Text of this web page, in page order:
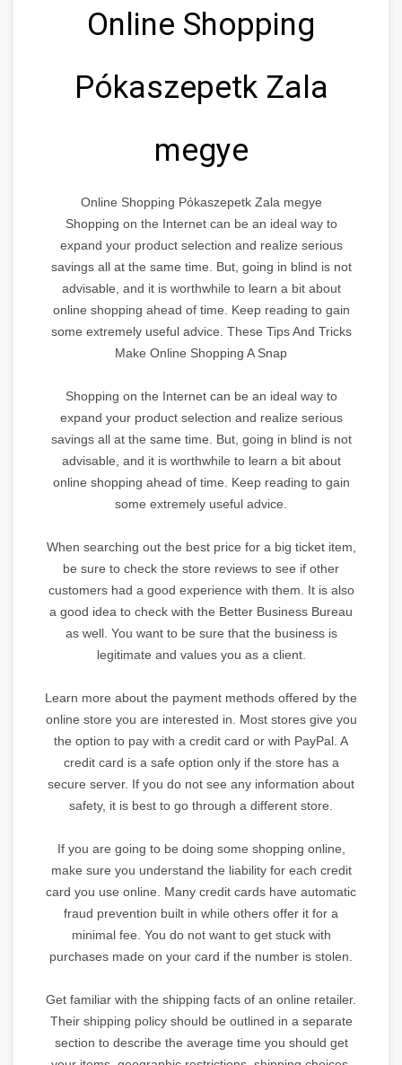
Online Shopping
Pókaszepetk Zala
megye
Online Shopping Pókaszepetk Zala megye
Shopping on the Internet can be an ideal way to
expand your product selection and realize serious
savings all at the same time. But, going in blind is not
advisable, and it is worthwhile to learn a bit about
online shopping ahead of time. Keep reading to gain
some extremely useful advice. These Tips And Tricks
Make Online Shopping A Snap
Shopping on the Internet can be an ideal way to
expand your product selection and realize serious
savings all at the same time. But, going in blind is not
advisable, and it is worthwhile to learn a bit about
online shopping ahead of time. Keep reading to gain
some extremely useful advice.
When searching out the best price for a big ticket item,
be sure to check the store reviews to see if other
customers had a good experience with them. It is also
a good idea to check with the Better Business Bureau
as well. You want to be sure that the business is
legitimate and values you as a client.
Learn more about the payment methods offered by the
online store you are interested in. Most stores give you
the option to pay with a credit card or with PayPal. A
credit card is a safe option only if the store has a
secure server. If you do not see any information about
safety, it is best to go through a different store.
If you are going to be doing some shopping online,
make sure you understand the liability for each credit
card you use online. Many credit cards have automatic
fraud prevention built in while others offer it for a
minimal fee. You do not want to get stuck with
purchases made on your card if the number is stolen.
Get familiar with the shipping facts of an online retailer.
Their shipping policy should be outlined in a separate
section to describe the average time you should get